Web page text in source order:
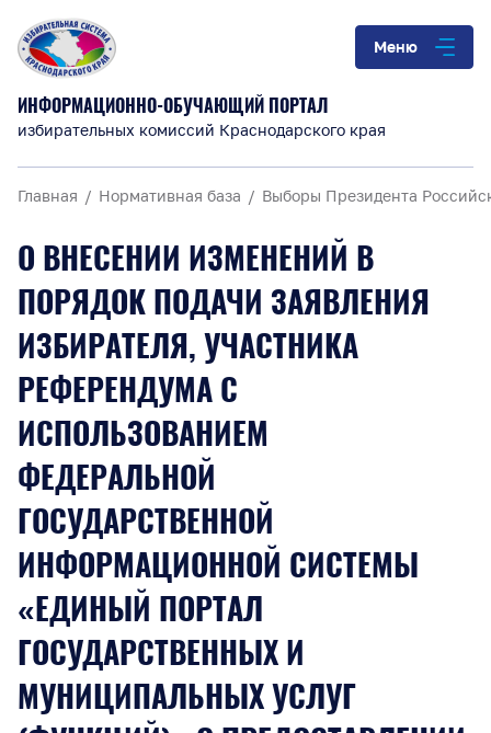
Меню
ИНФОРМАЦИОННО-ОБУЧАЮЩИЙ ПОРТАЛ
избирательных комиссий Краснодарского края
Главная Нормативная база Выборы Президента
О ВНЕСЕНИИ ИЗМЕНЕНИЙ В
ПОРЯДОК ПОДАЧИ ЗАЯВЛЕНИЯ
ИЗБИРАТЕЛЯ, УЧАСТНИКА
РЕФЕРЕНДУМА С
ИСПОЛЬЗОВАНИЕМ
ФЕДЕРАЛЬНОЙ
ГОСУДАРСТВЕННОЙ
ИНФОРМАЦИОННОЙ СИСТЕМЫ
«ЕДИНЫЙ ПОРТАЛ
ГОСУДАРСТВЕННЫХ И
МУНИЦИПАЛЬНЫХ УСЛУГ